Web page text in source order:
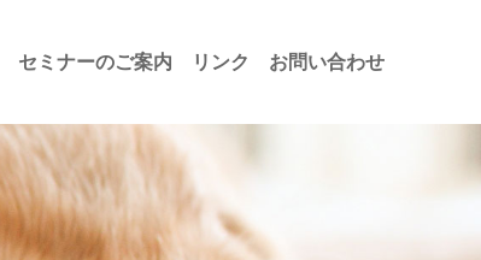
セミナーのご案内 リンク お問い合わせ